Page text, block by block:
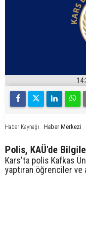
Haber Kaynağı Haber Merkezi
Polis, KAÜ'de
Kars'ta polis Kafkas
yaptıran öğrenciler